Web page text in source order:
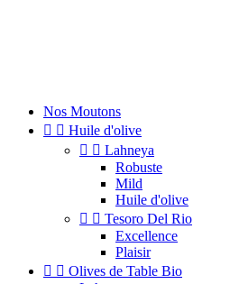
Nos Moutons
  Huile d'olive
  Lahneya
Robuste
Mild
Huile d'olive
  Tesoro Del Rio
Excellence
Plaisir
  Olives de Table Bio